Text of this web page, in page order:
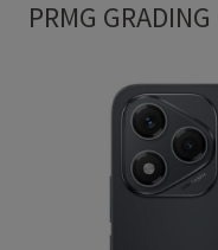
PRMG